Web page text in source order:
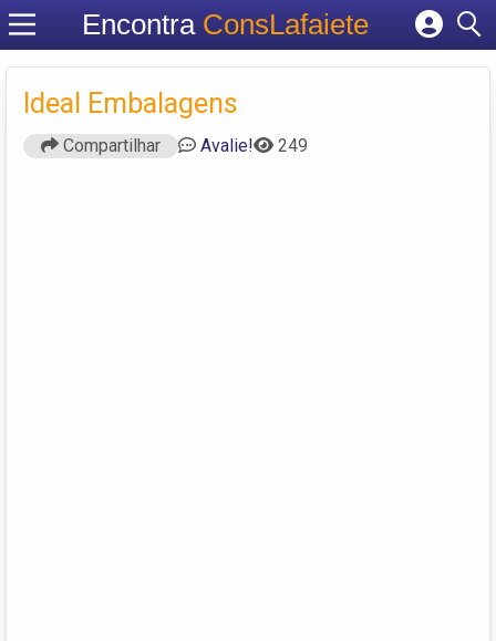
Encontra ConsLafaiete
Cadastrar empresa
Criar conta
Ideal Embalagens
Compartilhar Avalie! 249